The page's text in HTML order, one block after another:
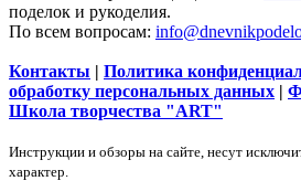
поделок и рукоделия.
По всем вопросам:
Контакты | Политика
обработку персональных данных |
Школа творчества "ART"
Инструкции и обзоры на сайте, несут
характер.